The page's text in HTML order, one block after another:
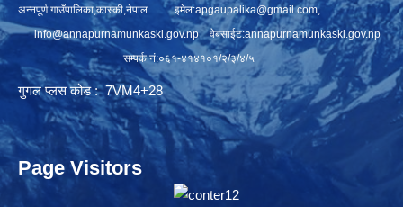
अन्नपूर्ण गाउँपालिका,कास्की,नेपाल इमेल:apgaupalika@gmail.com,
info@annapurnamunkaski.gov.npवेबसाईट:annapurnamunkaski.gov.np
सम्पर्क नं:०६१-४१४१०१/२/३/४/५
गुगल प्लस कोड : 7VM4+28
Page Visitors